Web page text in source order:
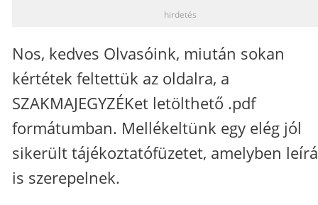
hirdetés
Nos, kedves Olvasóink, miután sokan
kértétek feltettük az oldalra, a
SZAKMAJEGYZÉKet letölthető .pdf
formátumban. Mellékeltünk egy elég jól
sikerült tájékoztatófüzetet, amelyben
is szerepelnek.